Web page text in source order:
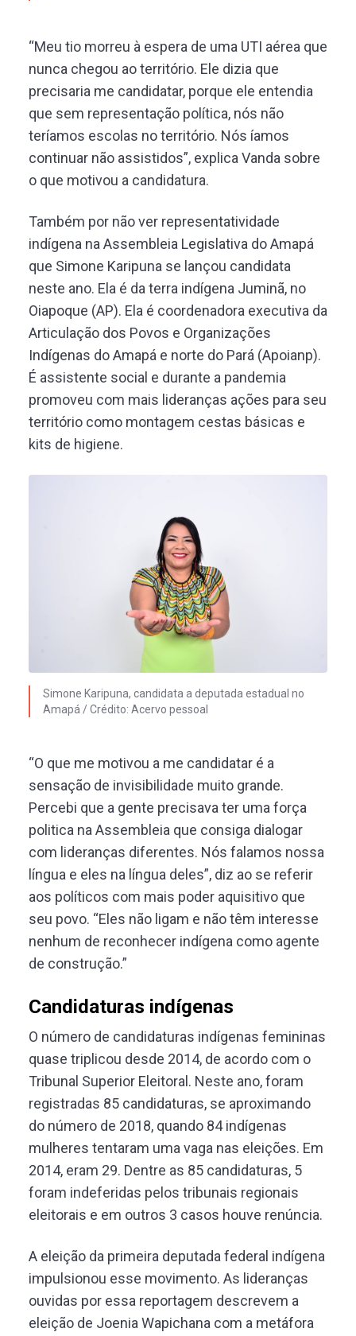
“Meu tio morreu à espera de uma UTI aérea que
nunca chegou ao território. Ele dizia que
precisaria me candidatar, porque ele entendia
que sem representação política, nós não
teríamos escolas no território. Nós íamos
continuar não assistidos”, explica Vanda sobre
o que motivou a candidatura.
Também por não ver representatividade
indígena na Assembleia Legislativa do Amapá
que Simone Karipuna se lançou candidata
neste ano. Ela é da terra indígena Juminã, no
Oiapoque (AP). Ela é coordenadora executiva da
Articulação dos Povos e Organizações
Indígenas do Amapá e norte do Pará (Apoianp).
É assistente social e durante a pandemia
promoveu com mais lideranças ações para seu
território como montagem cestas básicas e
kits de higiene.
Simone Karipuna, candidata a deputada estadual no
Amapá / Crédito: Acervo pessoal
“O que me motivou a me candidatar é a
sensação de invisibilidade muito grande.
Percebi que a gente precisava ter uma força
politica na Assembleia que consiga dialogar
com lideranças diferentes. Nós falamos nossa
língua e eles na língua deles”, diz ao se referir
aos políticos com mais poder aquisitivo que
seu povo. “Eles não ligam e não têm interesse
nenhum de reconhecer indígena como agente
de construção.”
Candidaturas indígenas
O número de candidaturas indígenas femininas
quase triplicou desde 2014, de acordo com o
Tribunal Superior Eleitoral. Neste ano, foram
registradas 85 candidaturas, se aproximando
do número de 2018, quando 84 indígenas
mulheres tentaram uma vaga nas eleições. Em
2014, eram 29. Dentre as 85 candidaturas, 5
foram indeferidas pelos tribunais regionais
eleitorais e em outros 3 casos houve renúncia.
A eleição da primeira deputada federal indígena
impulsionou esse movimento. As lideranças
ouvidas por essa reportagem descrevem a
eleição de Joenia Wapichana com a metáfora